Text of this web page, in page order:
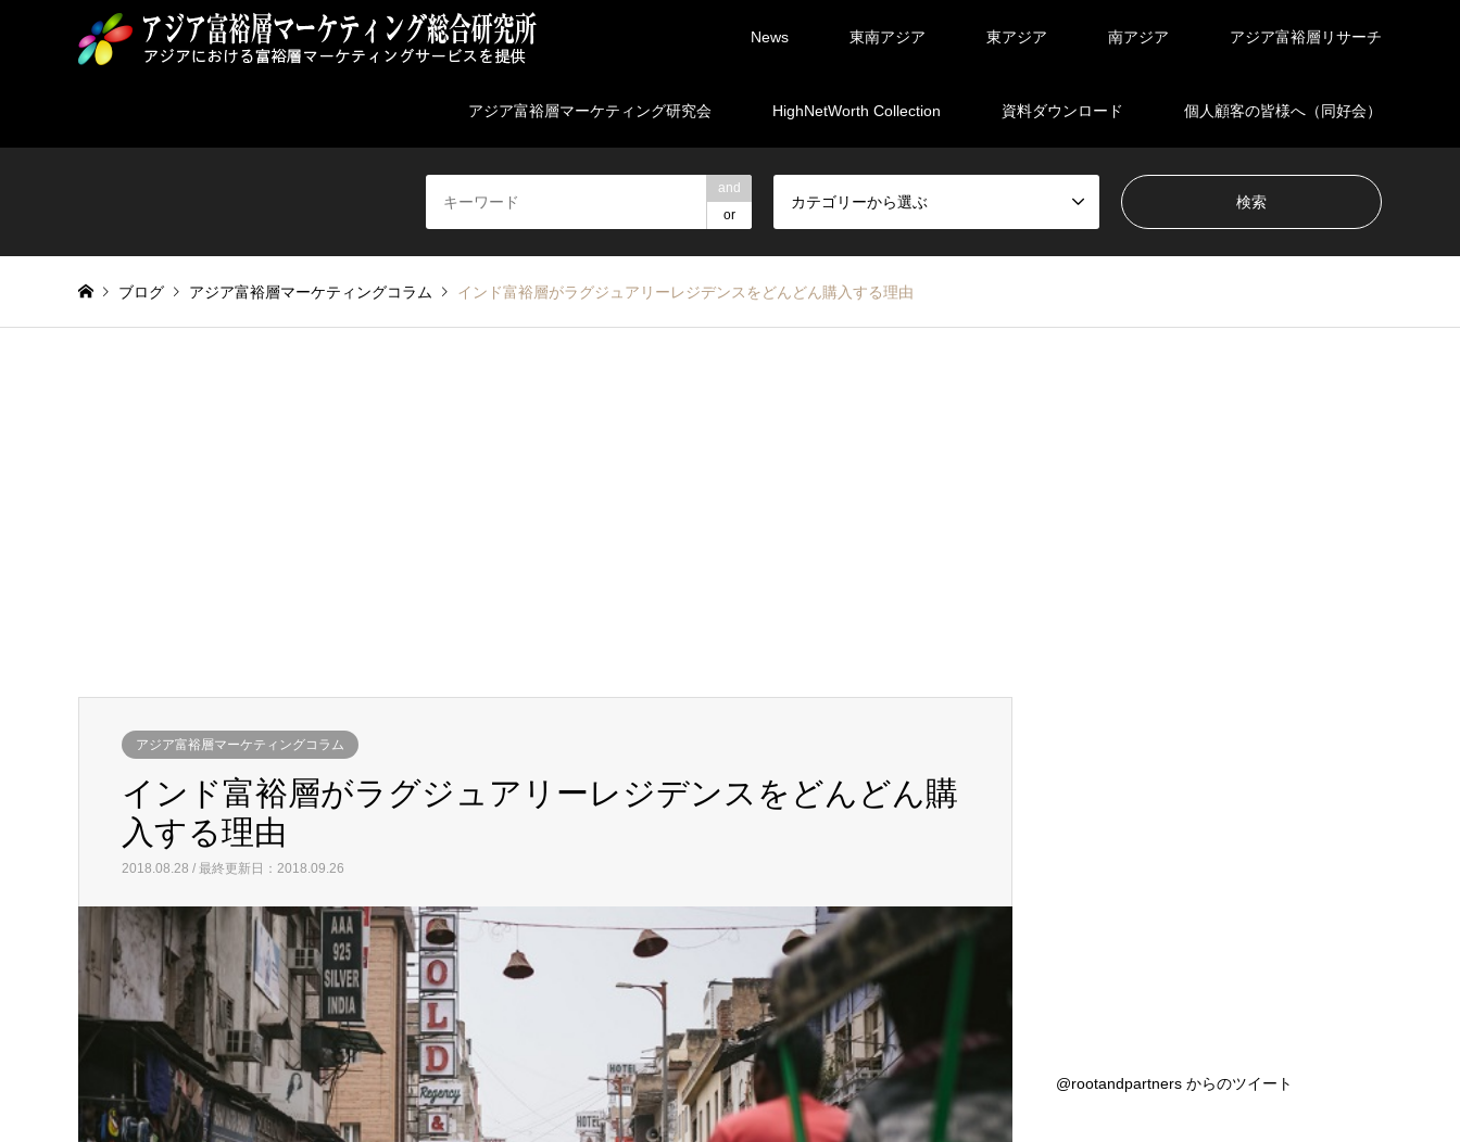
News 東南アジア 東アジア 南アジア アジア富裕層リサーチ
アジア富裕層マーケティング研究会 HighNetWorth Collection 資料ダウンロード 個人顧客の皆様へ（同好会）
and
or
カテゴリーから選ぶ
ブログ アジア富裕層マーケティングコラム インド富裕層がラグジュアリーレジデンスをどんどん購入する理由
アジア富裕層マーケティングコラム
インド富裕層がラグジュアリーレジデンスをどんどん購
入する理由
2018.08.28 / 最終更新日：2018.09.26
@rootandpartners からのツイート